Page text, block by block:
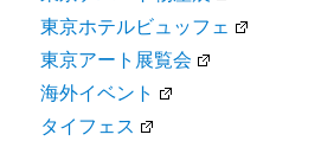
東京ホテルビュッフェ
東京アート展覧会
海外イベント
タイフェス